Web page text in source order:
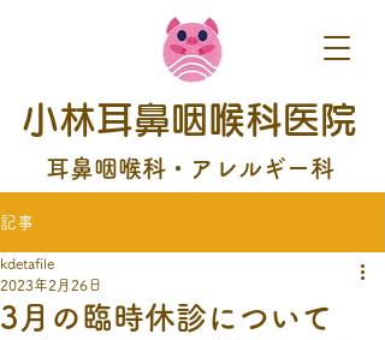
小林耳鼻咽喉科医院
耳鼻咽喉科・アレルギー科
記事
3月の臨時休診について
kdetafile
2023年2月26日